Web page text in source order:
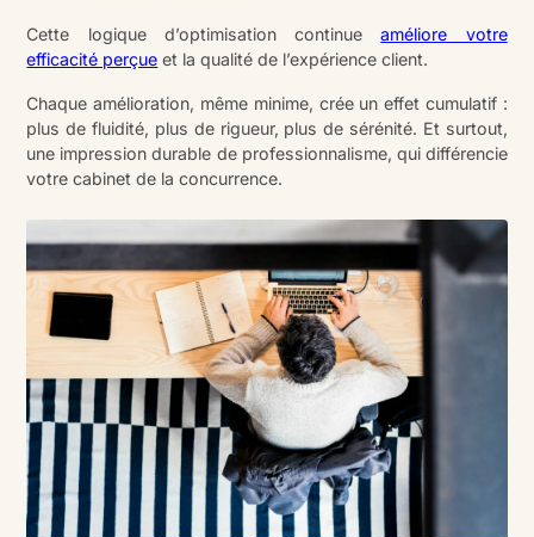
Cette logique d’optimisation continueaméliore votre
efficacité perçue et la qualité de l’expérience client.
Chaque amélioration, même minime, crée un effet cumulatif :
plus de fluidité, plus de rigueur, plus de sérénité. Et surtout,
une impression durable de professionnalisme, qui différencie
votre cabinet de la concurrence.